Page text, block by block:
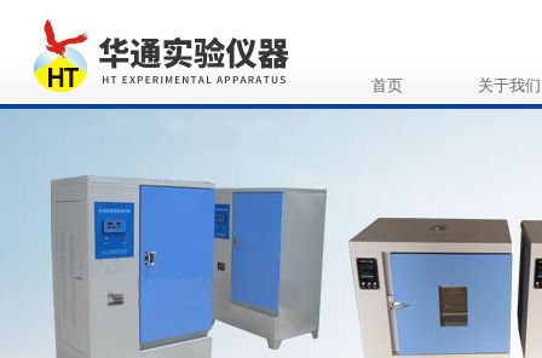
首页 关于我们